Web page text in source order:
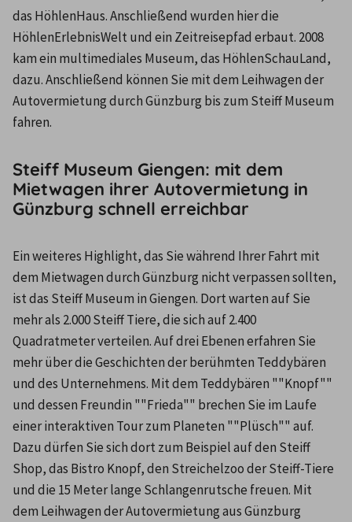
das HöhlenHaus. Anschließend wurden hier die
HöhlenErlebnisWelt und ein Zeitreisepfad erbaut. 2008
kam ein multimediales Museum, das HöhlenSchauLand,
dazu. Anschließend können Sie mit dem Leihwagen der
Autovermietung durch Günzburg bis zum Steiff Museum
fahren.
Steiff Museum Giengen: mit dem
Mietwagen ihrer Autovermietung in
Günzburg schnell erreichbar
Ein weiteres Highlight, das Sie während Ihrer Fahrt mit
dem Mietwagen durch Günzburg nicht verpassen sollten,
ist das Steiff Museum in Giengen. Dort warten auf Sie
mehr als 2.000 Steiff Tiere, die sich auf 2.400
Quadratmeter verteilen. Auf drei Ebenen erfahren Sie
mehr über die Geschichten der berühmten Teddybären
und des Unternehmens. Mit dem Teddybären ""Knopf""
und dessen Freundin ""Frieda"" brechen Sie im Laufe
einer interaktiven Tour zum Planeten ""Plüsch"" auf.
Dazu dürfen Sie sich dort zum Beispiel auf den Steiff
Shop, das Bistro Knopf, den Streichelzoo der Steiff-Tiere
und die 15 Meter lange Schlangenrutsche freuen. Mit
dem Leihwagen der Autovermietung aus Günzburg